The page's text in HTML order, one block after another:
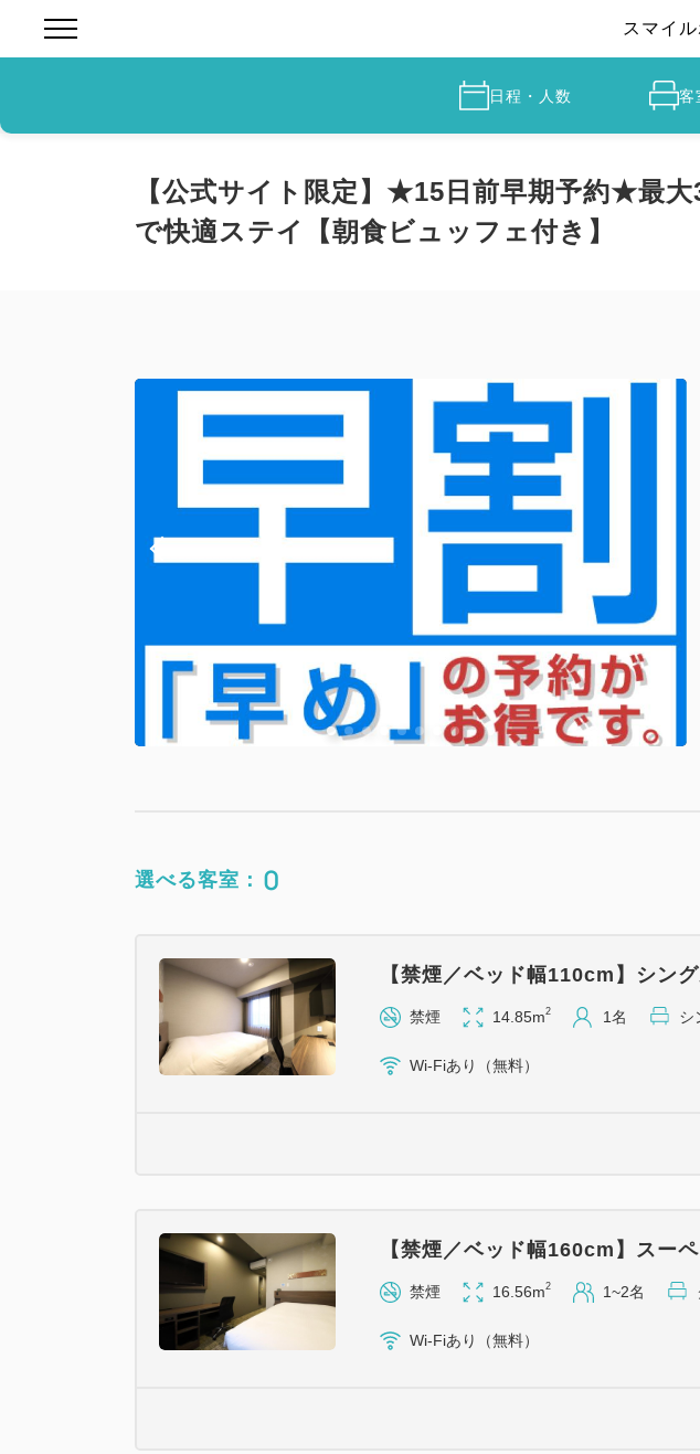
スマイ
日程・人数 客
【公式サイト限定】★15日前早期予約★最
で快適ステイ【朝食ビュッフェ付き】
選べる客室： 0
【禁煙／ベッド幅110cm】シン
禁煙 14.85m2 1名 シ
Wi-Fiあり（無料）
【禁煙／ベッド幅160cm】スー
禁煙 16.56m2 1~2名
Wi-Fiあり（無料）